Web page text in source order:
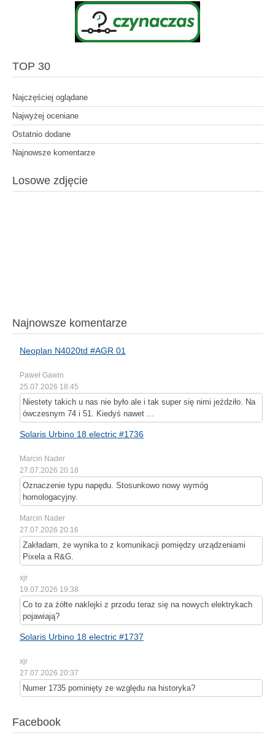
TOP 30
Najczęściej oglądane
Najwyżej oceniane
Ostatnio dodane
Najnowsze komentarze
Losowe zdjęcie
Najnowsze komentarze
Neoplan N4020td #AGR 01
Paweł Gawin
25.07.2026 18:45
Niestety takich u nas nie było ale i tak super się nimi jeździło. Na
ówczesnym 74 i 51. Kiedyś nawet ...
Solaris Urbino 18 electric #1736
Marcin Nader
27.07.2026 20:18
Oznaczenie typu napędu. Stosunkowo nowy wymóg
homologacyjny.
Marcin Nader
27.07.2026 20:16
Zakładam, że wynika to z komunikacji pomiędzy urządzeniami
Pixela a R&G.
xjr
19.07.2026 19:38
Co to za żółte naklejki z przodu teraz się na nowych elektrykach
pojawiają?
Solaris Urbino 18 electric #1737
xjr
27.07.2026 20:37
Numer 1735 pominięty ze względu na historyka?
Facebook